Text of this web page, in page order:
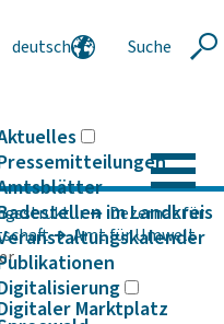
deutsch
Suche
im Landkreis
Marktplatz
Dezernat für
Amt für Umwelt